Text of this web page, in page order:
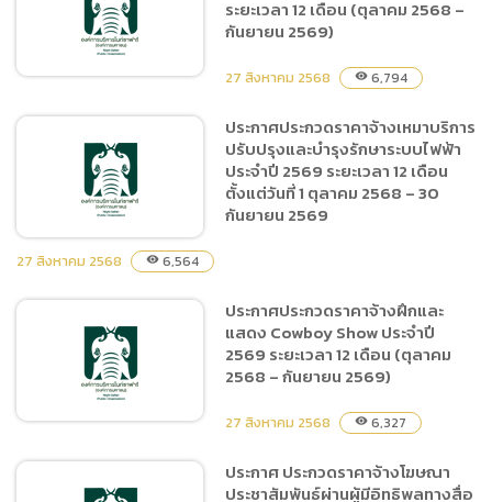
ปีงบประมาณ พ.ศ. 2569 ระยะ
เวลา 12 เดือน ตั้งแต่วันที่ 1
ตุลาคม 2568 ถึงวันที่ 30
ประกาศประกวดราคาจ้างฝึก
และแสดง Tiger Show ประจำ
ปี 2569 ระยะเวลา 12 เดือน
(ตุลาคม 2568 – กันยายน
2569)
ระยะเวลา 12 เดือน (ตุลาคม 2568 –
กันยายน 2569)
27 สิงหาคม 2568 visibility 6,794
เหมาบริการปรับปรุงและบำรุง
รักษาระบบไฟฟ้า ประจำปี
2569 ระยะเวลา 12 เดือน
ตั้งแต่วันที่ 1 ตุลาคม 2568 –
ประกาศประกวดราคาจ้างเหมาบริการ
ปรับปรุงและบำรุงรักษาระบบไฟฟ้า
ประจำปี 2569 ระยะเวลา 12 เดือน
ตั้งแต่วันที่ 1 ตุลาคม 2568 – 30
กันยายน 2569
27 สิงหาคม 2568 visibility 6,564
ประกาศประกวดราคาจ้างฝึกและ
แสดง Cowboy Show ประจำปี
2569 ระยะเวลา 12 เดือน (ตุลาคม
2568 – กันยายน 2569)
27 สิงหาคม 2568 visibility 6,327
ประกาศ ประกวดราคาจ้างโฆษณา
ประชาสัมพันธ์ผ่านผู้มีอิทธิพลทางสื่อ